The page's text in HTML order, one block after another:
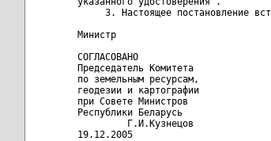
3. Настоящее постановление
Министр
СОГЛАСОВАНО
Председатель Комитета
по земельным ресурсам,
геодезии и картографии
при Совете Министров
Республики Беларусь
         Г.И.Кузнецов
19.12.2005